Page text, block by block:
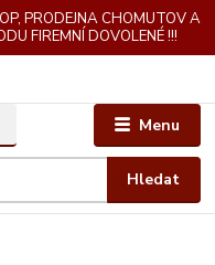
PRODEJNA CHOMUTOV A
FIREMNÍ DOVOLENÉ !!!
Menu
Hledat